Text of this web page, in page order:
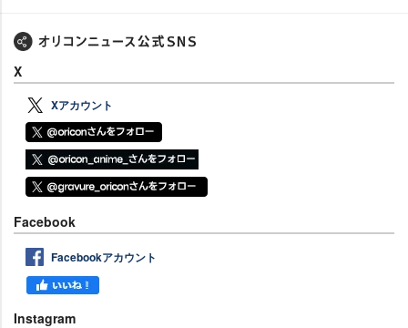
X
Xアカウント
Facebook
Facebookアカウント
Instagram